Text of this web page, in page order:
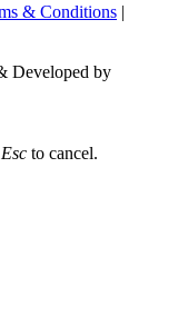
& Conditions |
Developed by
Esc to cancel.